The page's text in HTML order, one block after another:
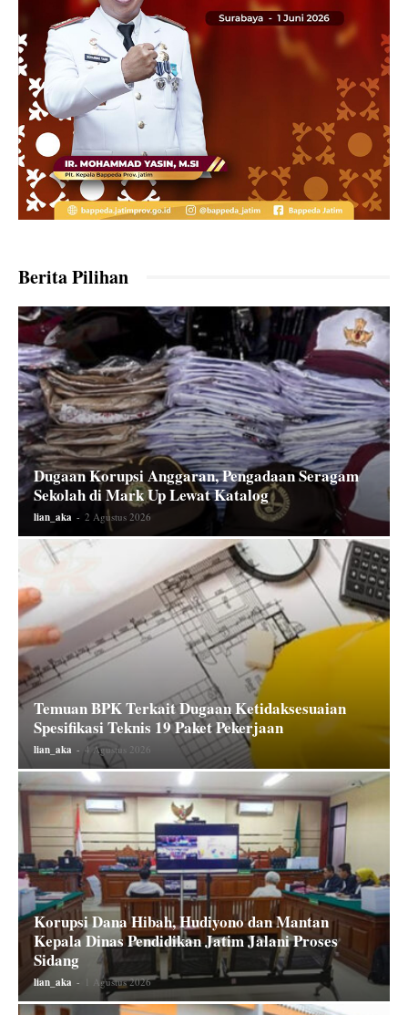
Berita Pilihan
Dugaan Korupsi Anggaran, Pengadaan Seragam
Sekolah di Mark Up Lewat Katalog
lian_aka - 2 Agustus 2026
Temuan BPK Terkait Dugaan Ketidaksesuaian
Spesifikasi Teknis 19 Paket Pekerjaan
lian_aka - 4 Agustus 2026
Korupsi Dana Hibah, Hudiyono dan Mantan
Kepala Dinas Pendidikan Jatim Jalani Proses
Sidang
lian_aka - 1 Agustus 2026